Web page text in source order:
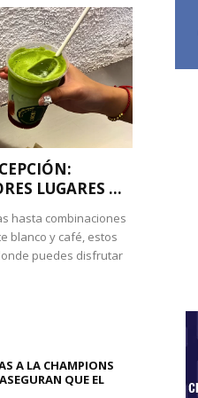
LUGARES ...
hasta combinaciones
blanco y café, estos
puedes disfrutar
A LA CHAMPIONS
QUE EL